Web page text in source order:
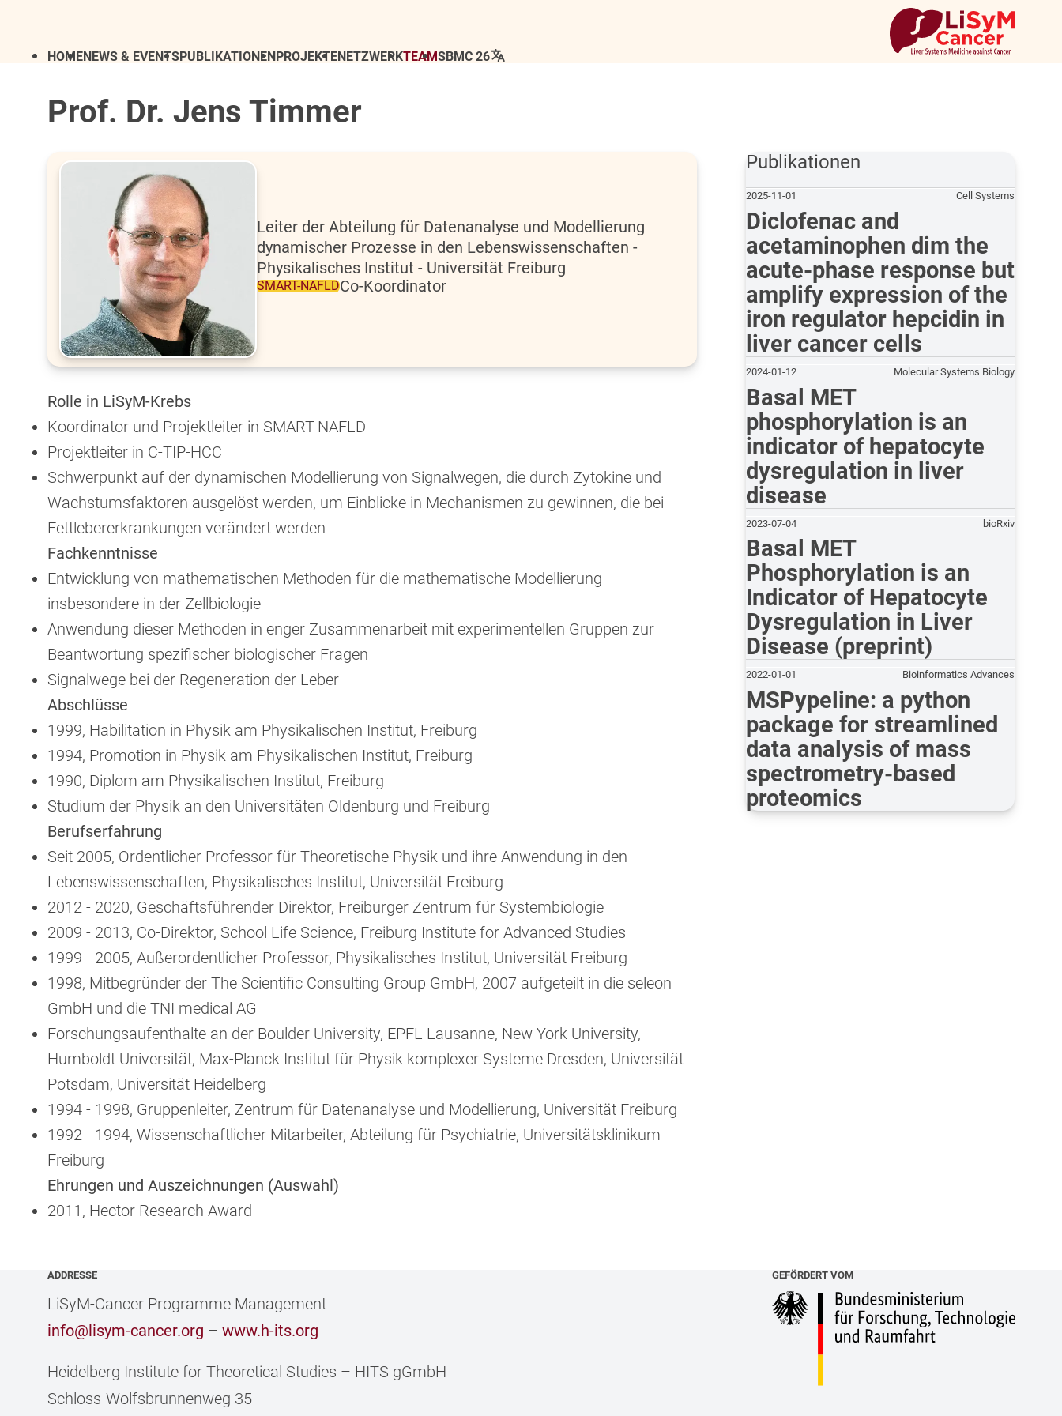
HOMENEWS & EVENTSPUBLIKATIONENPROJEKTENETZWERKTEAMSBMC 26
Prof. Dr. Jens Timmer
Leiter der Abteilung für Datenanalyse und Modellierung
dynamischer Prozesse in den Lebenswissenschaften -
Physikalisches Institut - Universität Freiburg
SMART-NAFLDCo-Koordinator
Rolle in LiSyM-Krebs
Koordinator und Projektleiter in SMART-NAFLD
Projektleiter in C-TIP-HCC
Schwerpunkt auf der dynamischen Modellierung von Signalwegen, die durch Zytokine und
Wachstumsfaktoren ausgelöst werden, um Einblicke in Mechanismen zu gewinnen, die bei
Fettlebererkrankungen verändert werden
Fachkenntnisse
Entwicklung von mathematischen Methoden für die mathematische Modellierung
insbesondere in der Zellbiologie
Anwendung dieser Methoden in enger Zusammenarbeit mit experimentellen Gruppen zur
Beantwortung spezifischer biologischer Fragen
Signalwege bei der Regeneration der Leber
Abschlüsse
1999, Habilitation in Physik am Physikalischen Institut, Freiburg
1994, Promotion in Physik am Physikalischen Institut, Freiburg
1990, Diplom am Physikalischen Institut, Freiburg
Studium der Physik an den Universitäten Oldenburg und Freiburg
Berufserfahrung
Seit 2005, Ordentlicher Professor für Theoretische Physik und ihre Anwendung in den
Lebenswissenschaften, Physikalisches Institut, Universität Freiburg
2012 - 2020, Geschäftsführender Direktor, Freiburger Zentrum für Systembiologie
2009 - 2013, Co-Direktor, School Life Science, Freiburg Institute for Advanced Studies
1999 - 2005, Außerordentlicher Professor, Physikalisches Institut, Universität Freiburg
1998, Mitbegründer der The Scientific Consulting Group GmbH, 2007 aufgeteilt in die seleon
GmbH und die TNI medical AG
Forschungsaufenthalte an der Boulder University, EPFL Lausanne, New York University,
Humboldt Universität, Max-Planck Institut für Physik komplexer Systeme Dresden, Universität
Potsdam, Universität Heidelberg
1994 - 1998, Gruppenleiter, Zentrum für Datenanalyse und Modellierung, Universität Freiburg
1992 - 1994, Wissenschaftlicher Mitarbeiter, Abteilung für Psychiatrie, Universitätsklinikum
Freiburg
Ehrungen und Auszeichnungen (Auswahl)
2011, Hector Research Award
Publikationen
Diclofenac and
acetaminophen dim the
acute-phase response but
amplify expression of the
iron regulator hepcidin in
liver cancer cells
2025-11-01 Cell Systems
Basal MET
phosphorylation is an
indicator of hepatocyte
dysregulation in liver
disease
2024-01-12 Molecular Systems Biology
Basal MET
Phosphorylation is an
Indicator of Hepatocyte
Dysregulation in Liver
Disease (preprint)
2023-07-04 bioRxiv
MSPypeline: a python
package for streamlined
data analysis of mass
spectrometry-based
proteomics
2022-01-01 Bioinformatics Advances
ADDRESSE
LiSyM-Cancer Programme Management
info@lisym-cancer.org –www.h-its.org
Heidelberg Institute for Theoretical Studies – HITS gGmbH
Schloss-Wolfsbrunnenweg 35
GEFÖRDERT VOM